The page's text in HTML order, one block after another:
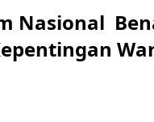
Nasional